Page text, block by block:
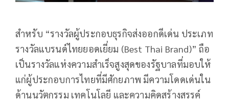
สำหรับ “รางวัลผู้ประกอบธุรกิจส่งออกดีเด่น ประเภท
รางวัลแบรนด์ไทยยอดเยี่ยม (Best Thai Brand)” ถือ
เป็นรางวัลแห่งความสำเร็จสูงสุดของรัฐบาลที่มอบให้
แก่ผู้ประกอบการไทยที่มีศักยภาพ มีความโดดเด่นใน
ด้านนวัตกรรม เทคโนโลยี และความคิดสร้างสรรค์